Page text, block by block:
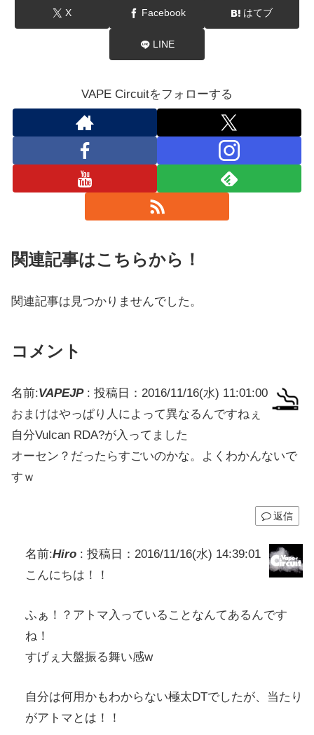
X Facebook はてブ
LINE
VAPE Circuitをフォローする
関連記事はこちらから！
関連記事は見つかりませんでした。
コメント
名前:VAPEJP: 投稿日：2016/11/16(水) 11:01:00
おまけはやっぱり人によって異なるんですねぇ
自分Vulcan RDA?が入ってました
オーセン？だったらすごいのかな。よくわかんないで
すｗ
返信
名前:Hiro : 投稿日：2016/11/16(水) 14:39:01
こんにちは！！
ふぁ！？アトマ入っていることなんてあるんです
ね！
すげぇ大盤振る舞い感w
自分は何用かもわからない極太DTでしたが、当たり
がアトマとは！！